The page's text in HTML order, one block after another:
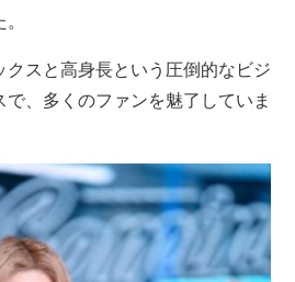
スと高身長という圧倒的なビジ
で、多くのファンを魅了していま